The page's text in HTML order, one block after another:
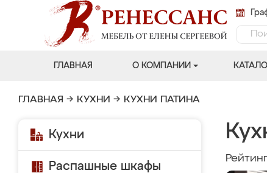
ГЛАВНАЯ О КОМПАНИИ КАТАЛОГ
ГЛАВНАЯ → КУХНИ → КУХНИ ПАТИНА
Кухни
Распашные шкафы